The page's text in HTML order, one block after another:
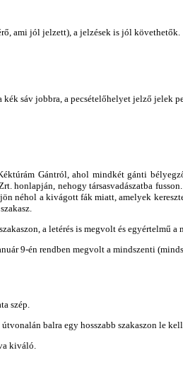
ami jól jelzett), a jelzések is jól követhetők.
kék sáv jobbra, a pecsételőhelyet jelző jelek
Gántról, ahol mindkét gánti
honlapján, nehogy társasvadászatba
néhol a kivágott fák miatt, amelyek
a letérés is megvolt és egyértelmű
9-én rendben megvolt a mindszenti
szép.
balra egy hosszabb szakaszon le
kiváló.